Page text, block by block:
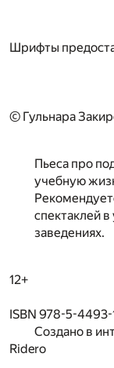
Шрифты
© Гульнара
Пьеса про
учебную
спектаклей
заведениях.
12+
ISBN 978-5-
Создано в
Ridero